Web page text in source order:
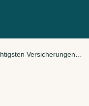
Versicherungen: